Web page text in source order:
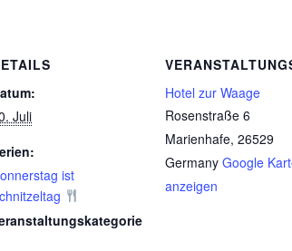
Juli
ist
Hotel zur Waage
Rosenstraße 6
Marienhafe, 26529
Germany Google
anzeigen